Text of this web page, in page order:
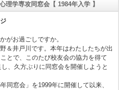
理学専攻同窓会【 1984年入学 】
がお過ごしですか。
＆井戸川です。本年はわたしたちが出
とで、このたび校友会の協力を得て
、久方ぶりに同窓会を開催しようと
同窓会」を1999年に開催して以来、